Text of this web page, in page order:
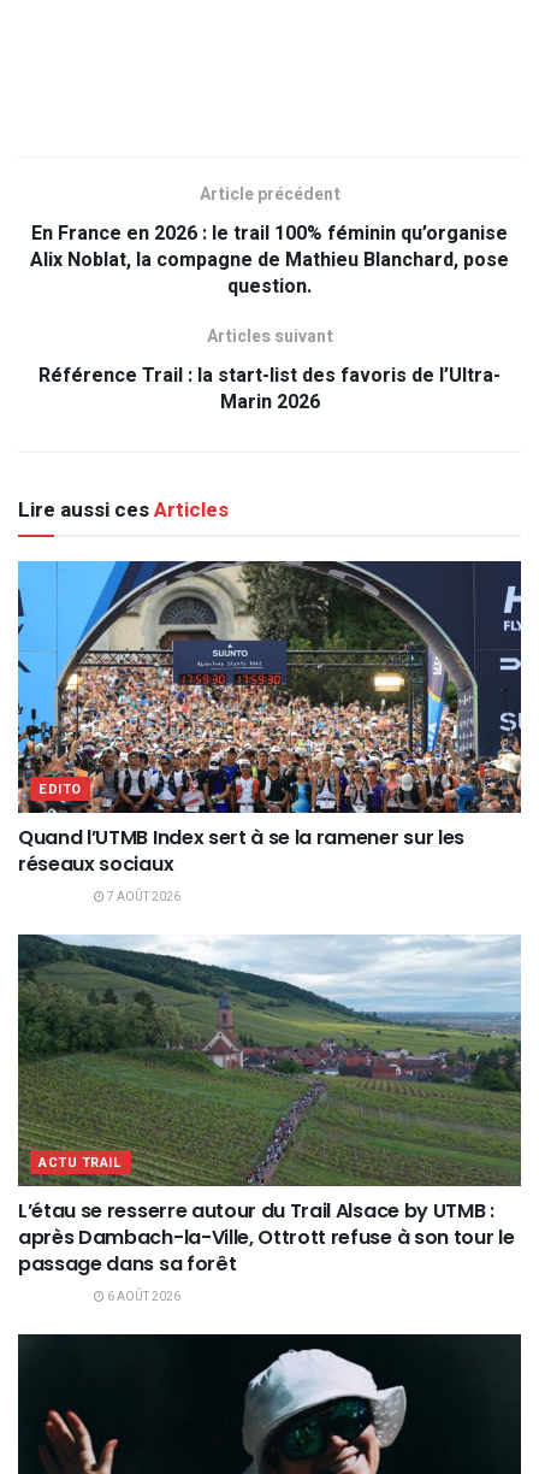
Article précédent
En France en 2026 : le trail 100% féminin qu’organise
Alix Noblat, la compagne de Mathieu Blanchard, pose
question.
Articles suivant
Référence Trail : la start-list des favoris de l’Ultra-
Marin 2026
Lire aussi cesArticles
EDITO
Quand l’UTMB Index sert à se la ramener sur les
réseaux sociaux
7 AOÛT 2026
ACTU TRAIL
L’étau se resserre autour du Trail Alsace by UTMB :
après Dambach-la-Ville, Ottrott refuse à son tour le
passage dans sa forêt
6 AOÛT 2026